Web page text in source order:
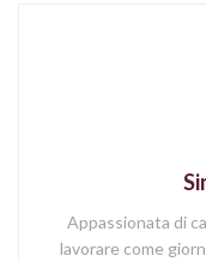
Appassionata di
lavorare come